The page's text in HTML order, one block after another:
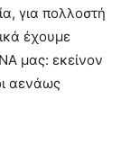
για πολλοστή
έχουμε
μας: εκείνον
αενάως